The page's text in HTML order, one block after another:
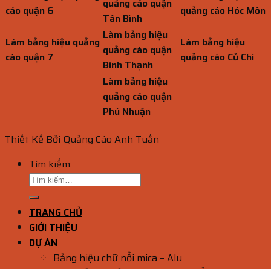
cáo quận 6
quảng cáo quận
Tân Bình
quảng cáo Hóc Môn
Làm bảng hiệu quảng
cáo quận 7
Làm bảng hiệu
quảng cáo quận
Bình Thạnh
Làm bảng hiệu
quảng cáo Củ Chi
Làm bảng hiệu
quảng cáo quận
Phú Nhuận
Thiết Kế Bởi Quảng Cáo Anh Tuấn
Tìm kiếm:
TRANG CHỦ
GIỚI THIỆU
DỰ ÁN
Bảng hiệu chữ nổi mica – Alu